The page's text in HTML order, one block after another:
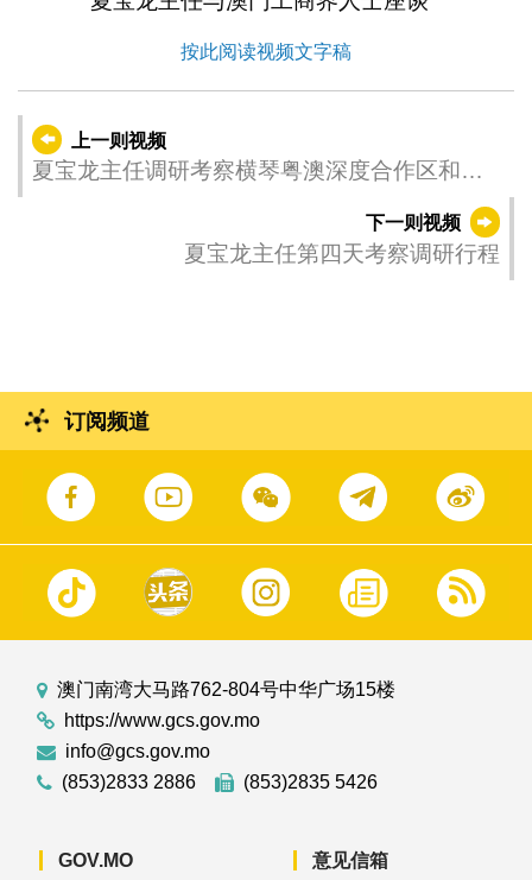
按此阅读视频文字稿
上一则视频
夏宝龙主任调研考察横琴粤澳深度合作区和澳
下一则视频
夏宝龙主任第四天考察调研行程
订阅频道
澳门南湾大马路762-804号中华广场15楼
https://www.gcs.gov.mo
info@gcs.gov.mo
(853)2833 2886
(853)2835 5426
GOV.MO 意见信箱